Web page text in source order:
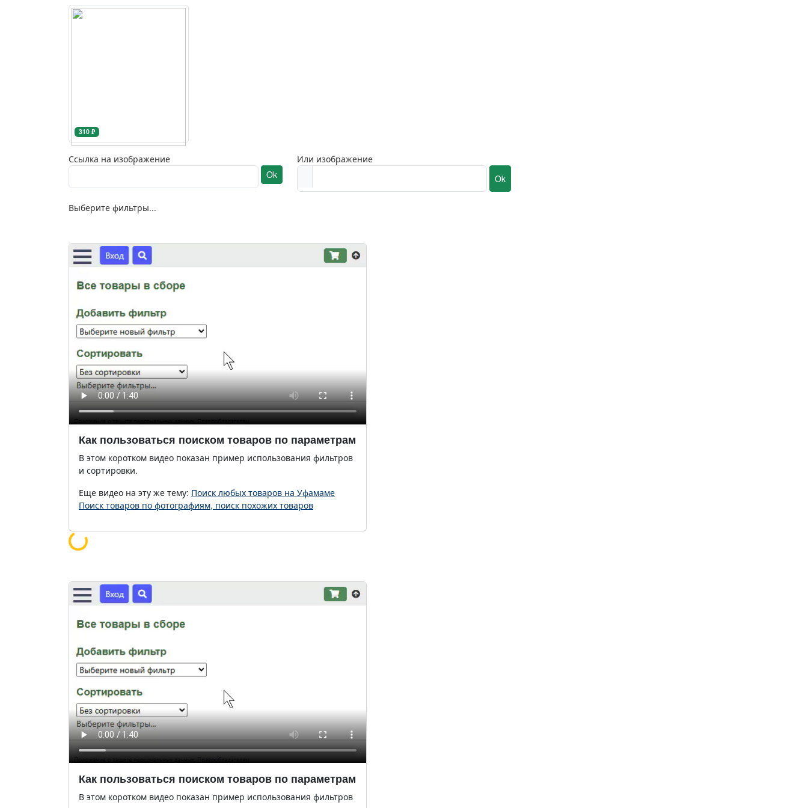
310 ₽
Ссылка на изображение
Ok
Или изображение
Ok
Выберите фильтры...
Как пользоваться поиском товаров по параметрам
В этом коротком видео показан пример использования фильтров
и сортировки.
Еще видео на эту же тему: Поиск любых товаров на Уфамаме
Поиск товаров по фотографиям, поиск похожих товаров
Загрузка...
Как пользоваться поиском товаров по параметрам
В этом коротком видео показан пример использования фильтров